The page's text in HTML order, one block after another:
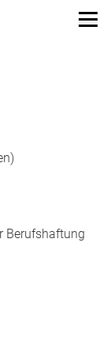
Berufshaftung